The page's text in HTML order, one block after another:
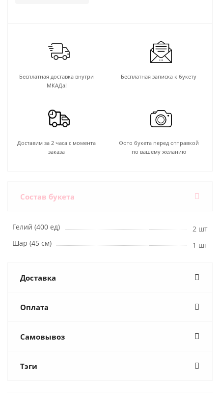
Бесплатная доставка внутри
МКАДа!
Бесплатная записка к букету
Доставим за 2 часа с момента
заказа
Фото букета перед отправкой
по вашему желанию
Состав букета
Гелий (400 ед)
2 шт
Шар (45 см)
1 шт
Доставка
Оплата
Самовывоз
Тэги